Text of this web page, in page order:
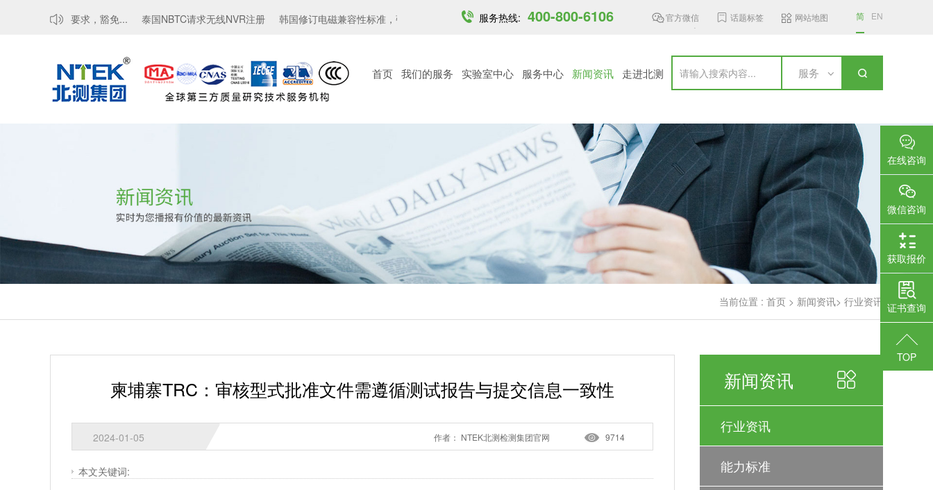
MTCTE认证要求，豁免... 泰国NBTC请求无线NVR注册 韩国修订电磁兼容性标准，强化关... 印度开放6GHz中低功率免许可频段... 越南MST发布6 GHz频段无线接入设... 加拿大更新无线通信设备标准，
服务热线: 400-800-6106 官方微信 话题标签 网站地图 简 EN
服务
首页 我们的服务 实验室中心 服务中心 新闻资讯 走进北测
当前位置 : 首页 > 新闻资讯> 行业资讯
新闻资讯
行业资讯
能力标准
柬埔寨TRC：审核型式批准文件需遵循测试报告与提交信息一致性
2024-01-05 9714
作者： NTEK北测检测集团官网
本文关键词:
在线咨询
微信咨询
获取报价
证书查询
TOP